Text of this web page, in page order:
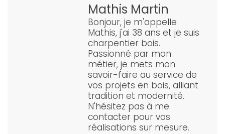
Mathis Martin
Bonjour, je m'appelle
Mathis, j'ai 38 ans et je suis
charpentier bois.
Passionné par mon
métier, je mets mon
savoir-faire au service de
vos projets en bois, alliant
tradition et modernité.
N'hésitez pas à me
contacter pour vos
réalisations sur mesure.